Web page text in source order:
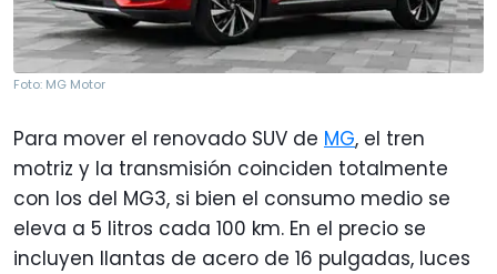
Foto: MG Motor
Para mover el renovado SUV de MG, el tren
motriz y la transmisión coinciden totalmente
con los del MG3, si bien el consumo medio se
eleva a 5 litros cada 100 km. En el precio se
incluyen llantas de acero de 16 pulgadas, luces